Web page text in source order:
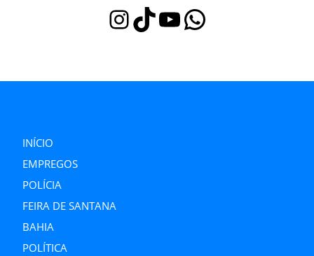
InstagramTikTok Youtube WhatsApp
INÍCIO
EMPREGOS
POLÍCIA
FEIRA DE SANTANA
BAHIA
POLÍTICA